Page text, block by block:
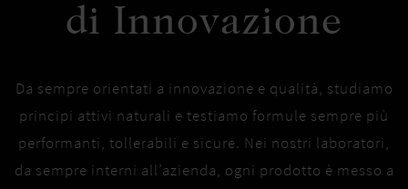
di Innovazione
Da sempre orientati a innovazione e qualità, studiamo
principi attivi naturali e testiamo formule sempre più
performanti, tollerabili e sicure. Nei nostri laboratori,
da sempre interni all’azienda, ogni prodotto è messo a